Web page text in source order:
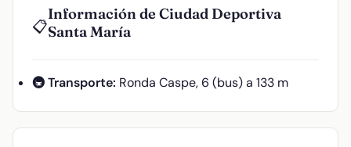
📋
Información de Ciudad Deportiva
Santa María
🚇 Transporte: Ronda Caspe, 6 (bus) a 133 m